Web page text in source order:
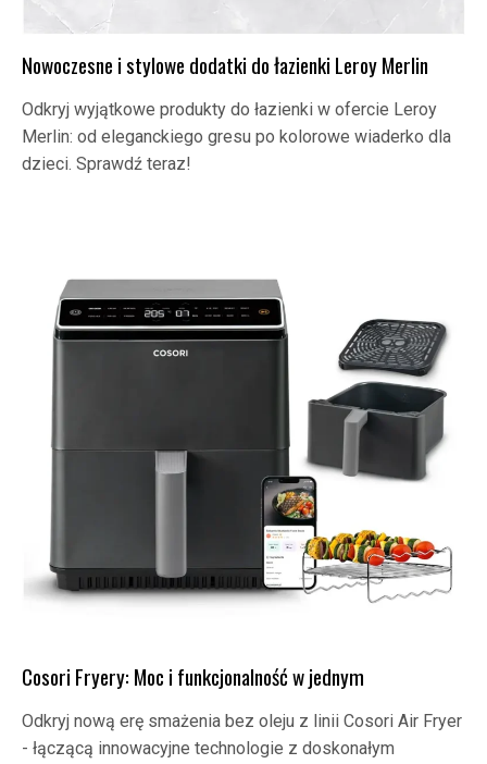
Nowoczesne i stylowe dodatki do łazienki Leroy Merlin
Odkryj wyjątkowe produkty do łazienki w ofercie Leroy
Merlin: od eleganckiego gresu po kolorowe wiaderko dla
dzieci. Sprawdź teraz!
Cosori Fryery: Moc i funkcjonalność w jednym
Odkryj nową erę smażenia bez oleju z linii Cosori Air Fryer
- łączącą innowacyjne technologie z doskonałym